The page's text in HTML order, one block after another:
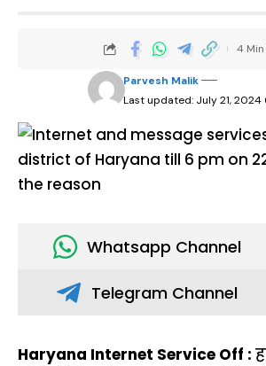
Last updated: July 21, 2024
Parvesh Malik
4
Whatsapp Channel
Telegram Channel
Haryana Internet Service Off :